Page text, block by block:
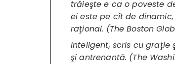
trăieşte e ca o poveste
ei este pe cît de
raţional. (The Boston
Inteligent, scris cu graţie
şi antrenantă. (The